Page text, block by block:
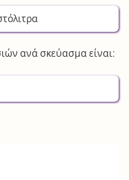
ανά σκεύασμα είναι: